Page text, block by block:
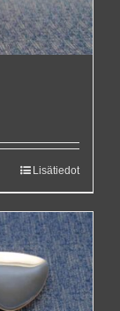
Lisätiedot